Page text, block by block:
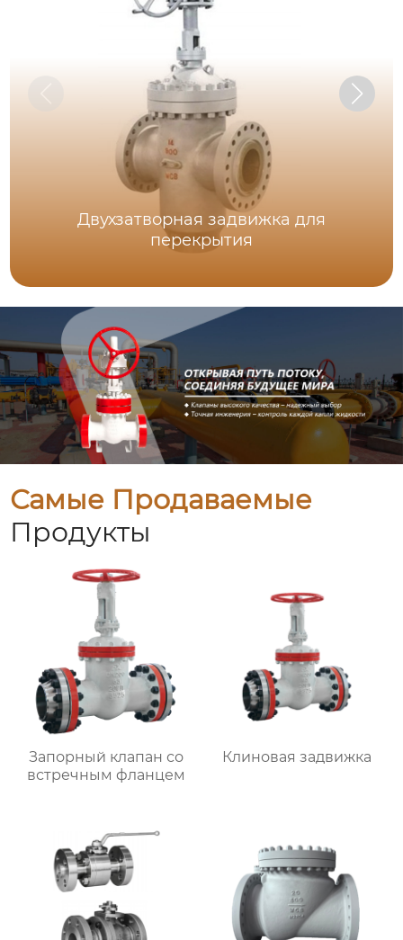
Двухзатворная задвижка для
перекрытия
Самые Продаваемые
Продукты
Запорный клапан со
встречным фланцем
Клиновая задвижка